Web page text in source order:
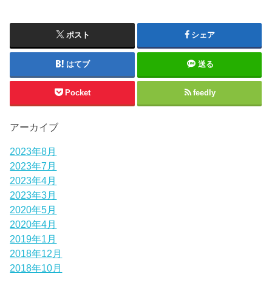
ポスト シェア
はてブ 送る
Pocket feedly
アーカイブ
2023年8月
2023年7月
2023年4月
2023年3月
2020年5月
2020年4月
2019年1月
2018年12月
2018年10月